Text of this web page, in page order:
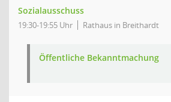
Sozialausschuss
19:30-19:55 Uhr Rathaus in Breithardt
Öffentliche Bekanntmachung